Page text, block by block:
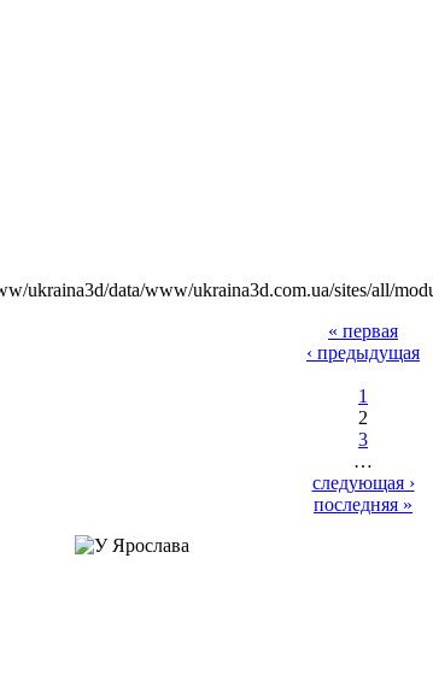
ukraina3d/data/www/ukraina3d.com.ua/sites/all/
« первая
‹ предыдущая
1
2
3
…
следующая ›
последняя »